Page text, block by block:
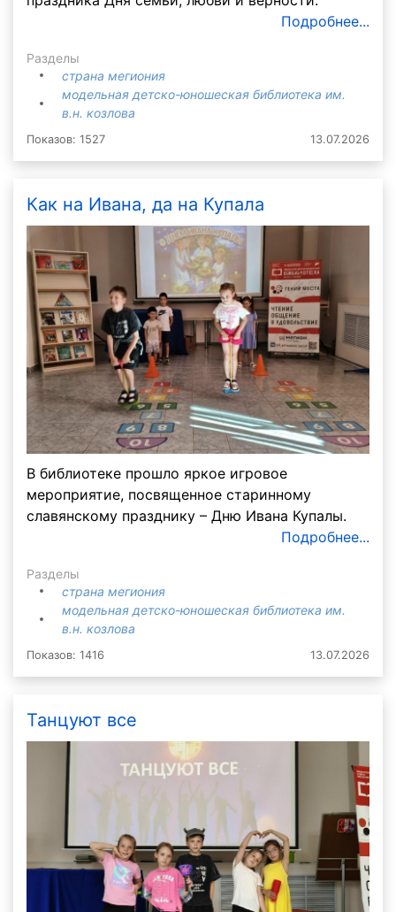
Подробнее...
Разделы
страна мегиония
модельная детско-юношеская библиотека им.
в.н. козлова
Показов: 1527 13.07.2026
Как на Ивана, да на Купала
В библиотеке прошло яркое игровое
мероприятие, посвященное старинному
славянскому празднику – Дню Ивана Купалы.
Подробнее...
Разделы
страна мегиония
модельная детско-юношеская библиотека им.
в.н. козлова
Показов: 1416 13.07.2026
Танцуют все